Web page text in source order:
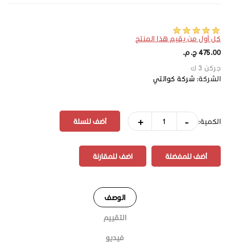
كل أول من يقيم هذا المنتج
475.00 ج.م.‏
جركن 3 ك
الشركة: شركة كوالتي
الكمية: -
+
أضف للمفضلة اضف للمقارنة
الوصف
التقييم
فيديو